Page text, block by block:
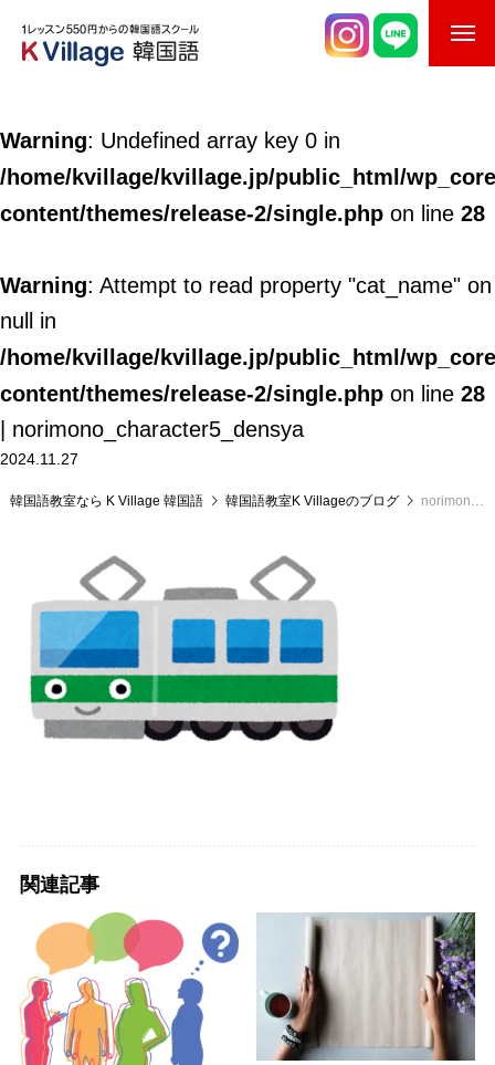
ご入校までの流れ
韓国語講師紹介
K Village韓国留学
韓国語お役立ちコラム
Warning: Undefined array key 0 in
/home/kvillage/kvillage.jp/public_html/
content/themes/release-2/single.php on line 28
Warning: Attempt to read property "cat_name" on
null in
/home/kvillage/kvillage.jp/public_html/
content/themes/release-2/single.php on line 28
| norimono_character5_densya
2024.11.27
韓国語教室なら K Village 韓国語 韓国語教室K Villageのブログ norimono_character5_densya
関連記事